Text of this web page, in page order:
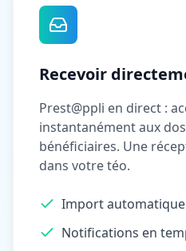
Recevoir
Prest@ppli en direct :
instantanément aux
bénéficiaires. Une
dans votre téo.
Import
Notifications en